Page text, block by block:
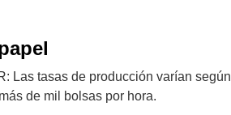
Las tasas de producción varían según
de mil bolsas por hora.